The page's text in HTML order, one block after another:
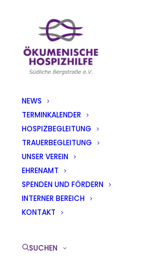
NEWS
TERMINKALENDER
HOSPIZBEGLEITUNG
TRAUERBEGLEITUNG
UNSER VEREIN
EHRENAMT
SPENDEN UND FÖRDERN
INTERNER BEREICH
KONTAKT
SUCHEN
AKTUELLES
Bei der Hospiz Benefiz-